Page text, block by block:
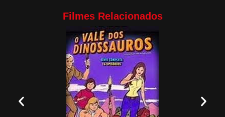
Filmes Relacionados